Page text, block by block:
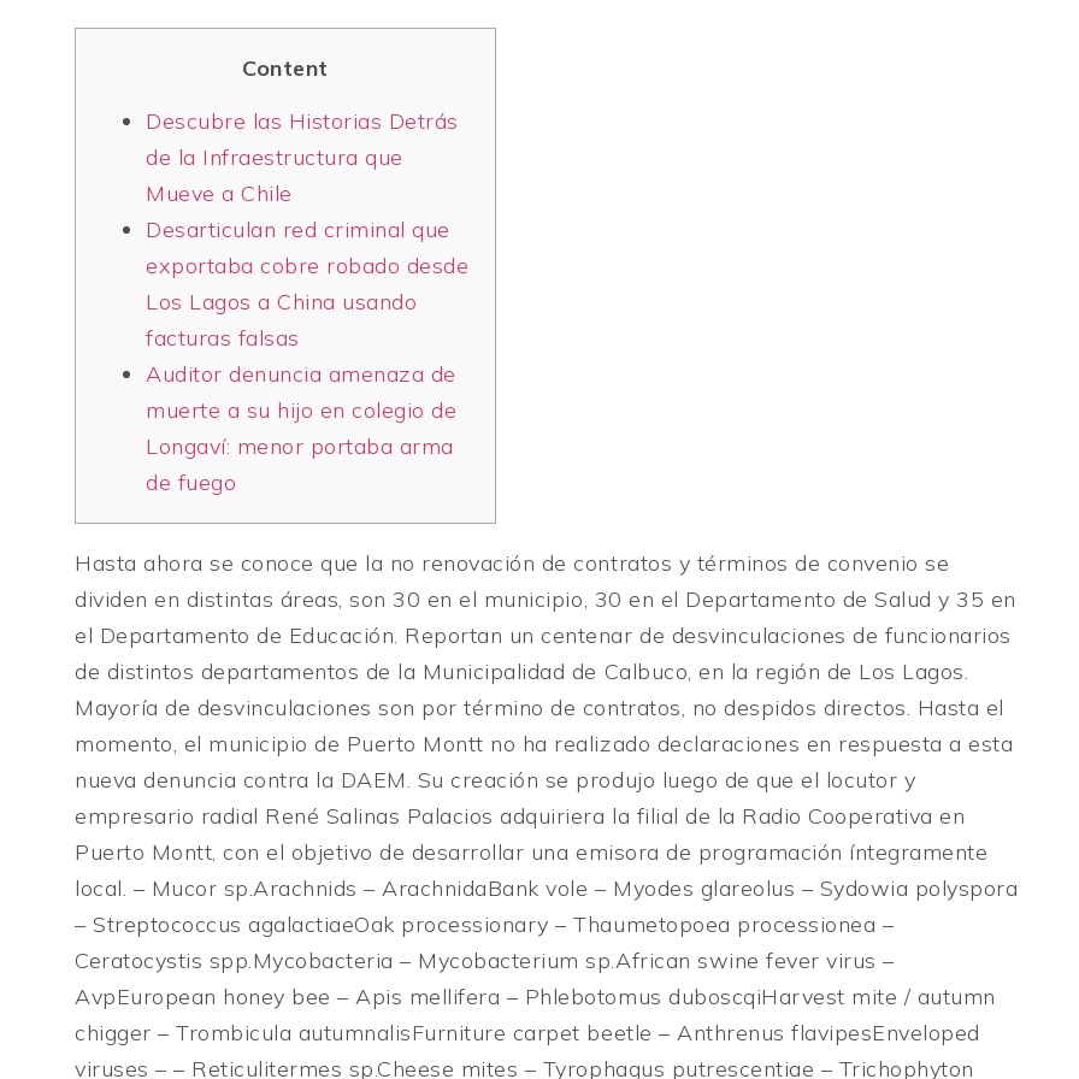
Content
Descubre las Historias Detrás
de la Infraestructura que
Mueve a Chile
Desarticulan red criminal que
exportaba cobre robado desde
Los Lagos a China usando
facturas falsas
Auditor denuncia amenaza de
muerte a su hijo en colegio de
Longaví: menor portaba arma
de fuego
Hasta ahora se conoce que la no renovación de contratos y términos de convenio se
dividen en distintas áreas, son 30 en el municipio, 30 en el Departamento de Salud y 35 en
el Departamento de Educación. Reportan un centenar de desvinculaciones de funcionarios
de distintos departamentos de la Municipalidad de Calbuco, en la región de Los Lagos.
Mayoría de desvinculaciones son por término de contratos, no despidos directos. Hasta el
momento, el municipio de Puerto Montt no ha realizado declaraciones en respuesta a esta
nueva denuncia contra la DAEM. Su creación se produjo luego de que el locutor y
empresario radial René Salinas Palacios adquiriera la filial de la Radio Cooperativa en
Puerto Montt, con el objetivo de desarrollar una emisora de programación íntegramente
local. – Mucor sp.Arachnids – ArachnidaBank vole – Myodes glareolus – Sydowia polyspora
– Streptococcus agalactiaeOak processionary – Thaumetopoea processionea –
Ceratocystis spp.Mycobacteria – Mycobacterium sp.African swine fever virus –
AvpEuropean honey bee – Apis mellifera – Phlebotomus duboscqiHarvest mite / autumn
chigger – Trombicula autumnalisFurniture carpet beetle – Anthrenus flavipesEnveloped
viruses – – Reticulitermes sp.Cheese mites – Tyrophagus putrescentiae – Trichophyton